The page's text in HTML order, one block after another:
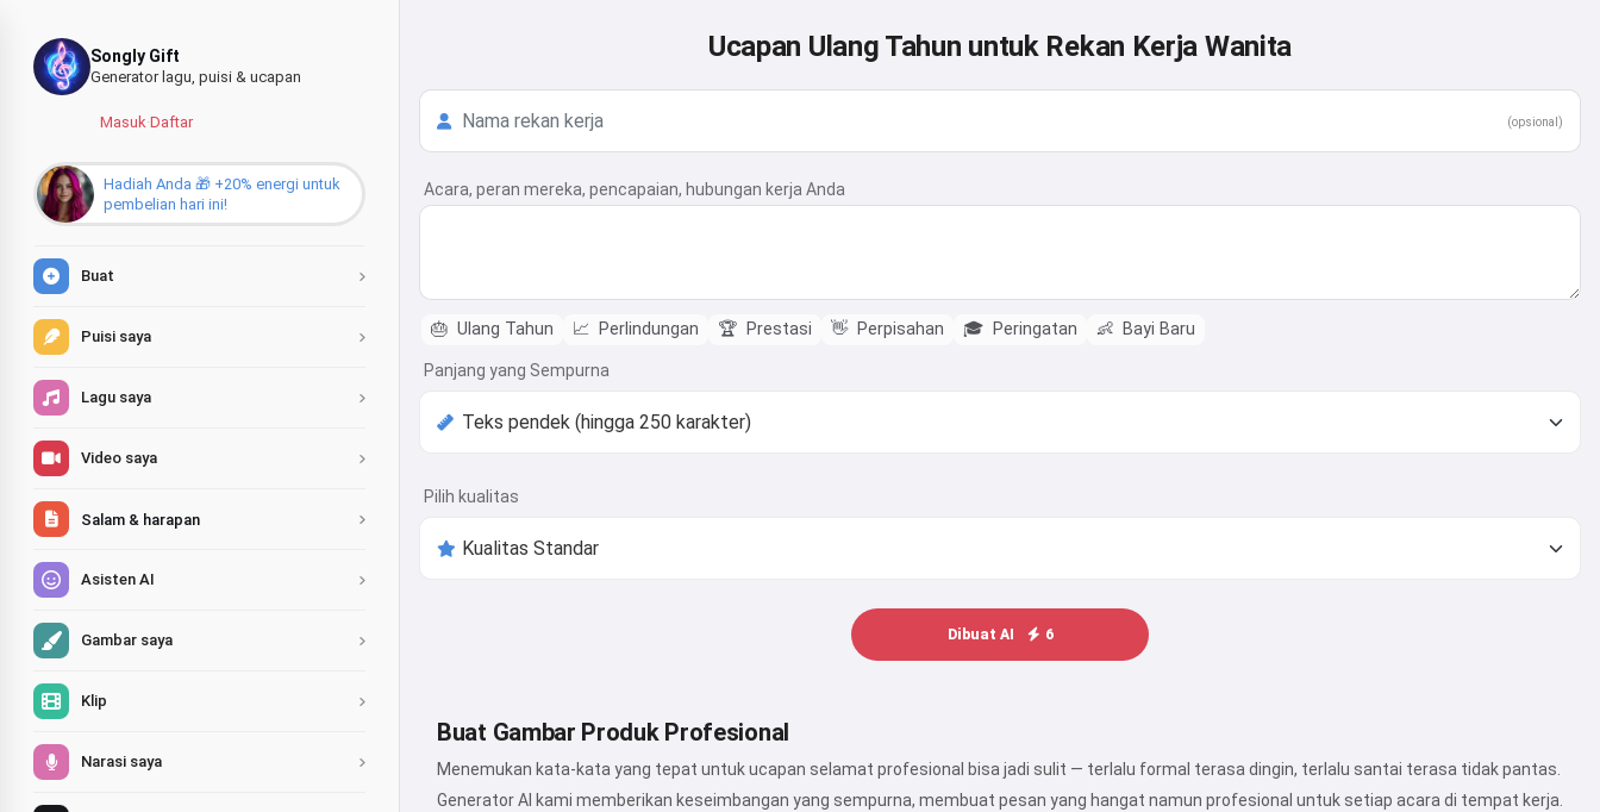
Songly Gift
Generator lagu, puisi & ucapan
Masuk·Daftar
Hadiah Anda 🎁 +20% energi untuk
pembelian hari ini!
Buat
Puisi saya
Lagu saya
Video saya
Salam & harapan
Asisten AI
Gambar saya
Klip
Narasi saya
Ucapan Ulang Tahun untuk Rekan Kerja Wanita
(opsional)
Acara, peran mereka, pencapaian, hubungan kerja Anda
🎂 Ulang Tahun 📈 Perlindungan 🏆 Prestasi 👋 Perpisahan 🎓 Peringatan 👶 Bayi Baru
Panjang yang Sempurna
Pilih kualitas
Dibuat AI 6
Buat Gambar Produk Profesional
Menemukan kata-kata yang tepat untuk ucapan selamat profesional bisa jadi sulit — terlalu formal terasa dingin, terlalu santai terasa tidak pantas.
Generator AI kami memberikan keseimbangan yang sempurna, membuat pesan yang hangat namun profesional untuk setiap acara di tempat kerja.